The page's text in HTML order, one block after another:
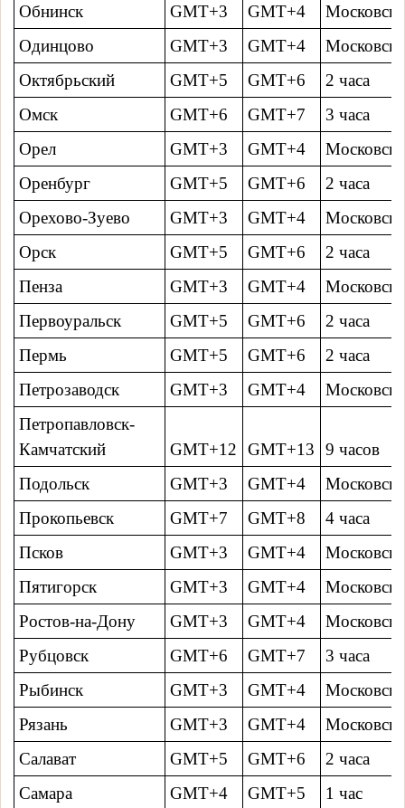
Обнинск
GMT+3 GMT+4
Одинцово
GMT+3 GMT+4
Октябрьский
GMT+5 GMT+6
2 часa
Омск
GMT+6 GMT+7
3 часa
Орел
GMT+3 GMT+4
Оренбург
GMT+5 GMT+6
2 часa
Орехово-Зуево
GMT+3 GMT+4
Орск
GMT+5 GMT+6
2 часa
Пенза
GMT+3 GMT+4
Первоуральск
GMT+5 GMT+6
2 часa
Пермь
GMT+5 GMT+6
2 часa
Петрозаводск
GMT+3 GMT+4
Петропавловск-
Камчатский
GMT+12 GMT+13
9 часов
Подольск
GMT+3 GMT+4
Прокопьевск
GMT+7 GMT+8
4 часa
Псков
GMT+3 GMT+4
Пятигорск
GMT+3 GMT+4
Ростов-на-Дону
GMT+3 GMT+4
Рубцовск
GMT+6 GMT+7
3 часa
Рыбинск
GMT+3 GMT+4
Рязань
GMT+3 GMT+4
Салават
GMT+5 GMT+6
2 часa
Самара
GMT+4 GMT+5 1 час